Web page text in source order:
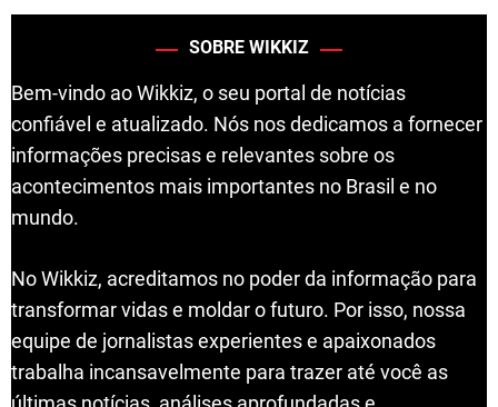
SOBRE WIKKIZ
Bem-vindo ao Wikkiz, o seu portal de notícias
confiável e atualizado. Nós nos dedicamos a fornecer
informações precisas e relevantes sobre os
acontecimentos mais importantes no Brasil e no
mundo.
No Wikkiz, acreditamos no poder da informação para
transformar vidas e moldar o futuro. Por isso, nossa
equipe de jornalistas experientes e apaixonados
trabalha incansavelmente para trazer até você as